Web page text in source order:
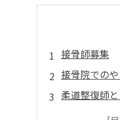
接骨師募集
接骨院での
柔道整復師
人とのふれ